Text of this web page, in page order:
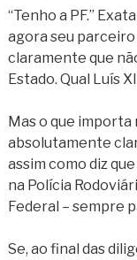
“Tenho a PF.”
agora seu
claramente que
Estado. Qual Luís
Mas o que importa
absolutamente
assim como diz
na Polícia
Federal – sempre
Se, ao final das